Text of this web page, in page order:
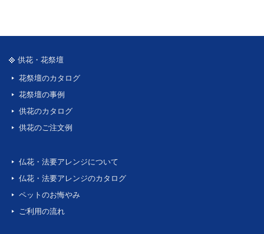
供花・花祭壇
花祭壇のカタログ
花祭壇の事例
供花のカタログ
供花のご注文例
仏花・法要アレンジについて
仏花・法要アレンジのカタログ
ペットのお悔やみ
ご利用の流れ